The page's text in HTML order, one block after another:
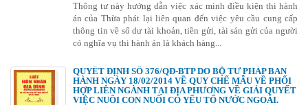
Thông tư này hướng dẫn việc xác minh điều kiện thi hành
án của Thừa phát lại liên quan đến việc yêu cầu cung cấp
thông tin về số dư tài khoản, tiền gửi, tài sản gửi của người
có nghĩa vụ thi hành án là khách hàng...
QUYẾT ĐỊNH SỐ 376/QĐ-BTP DO BỘ TƯ PHÁP BAN
HÀNH NGÀY 18/02/2014 VỀ QUY CHẾ MẪU VỀ PHỐI
HỢP LIÊN NGÀNH TẠI ĐỊA PHƯƠNG VỀ GIẢI QUYẾT
VIỆC NUÔI CON NUÔI CÓ YẾU TỐ NƯỚC NGOÀI.